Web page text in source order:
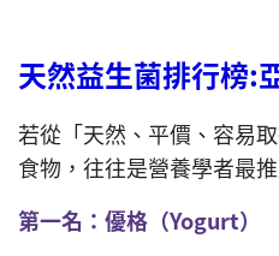
天然益生菌排行榜:
若從「天然、平價、容易
食物，往往是營養學者最
第一名：優格（Yogurt）